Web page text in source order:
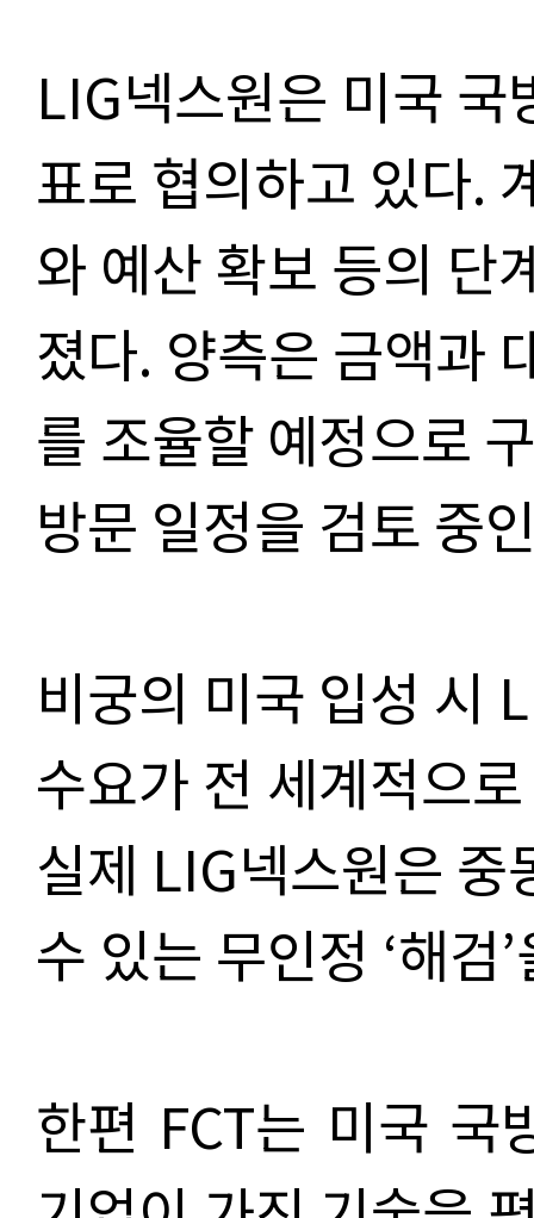
LIG넥스원은 미국
표로 협의하고 있다.
와 예산 확보 등의 단
졌다. 양측은 금액과
를 조율할 예정으로
방문 일정을 검토 중
비궁의 미국 입성 시
수요가 전 세계적으
실제 LIG넥스원은 중
수 있는 무인정 ‘해검
한편 FCT는 미국 국